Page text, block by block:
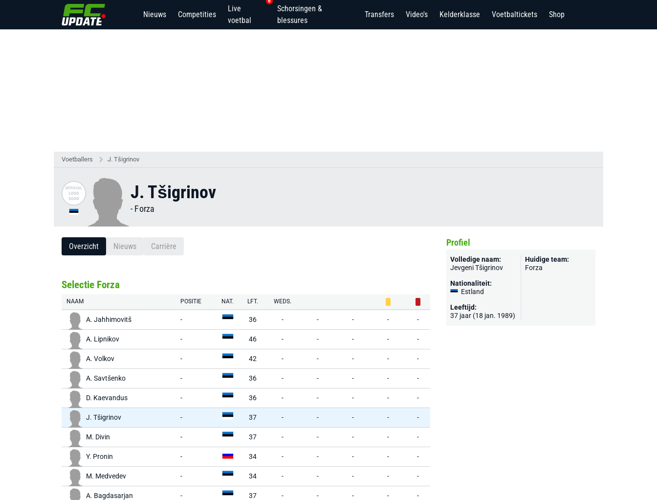
Nieuws Competities
Live
voetbal
Schorsingen &
blessures
Transfers Video's Kelderklasse Voetbaltickets Shop
Voetballers J. Tšigrinov
J. Tšigrinov
- Forza
Overzicht Nieuws Carrière
Selectie Forza
NAAM POSITIE NAT. LFT. WEDS.
A. Jahhimovitš - 36 - - - - -
A. Lipnikov - 46 - - - - -
A. Volkov - 42 - - - - -
A. Savtšenko - 36 - - - - -
D. Kaevandus - 36 - - - - -
J. Tšigrinov - 37 - - - - -
M. Divin - 37 - - - - -
Y. Pronin - 34 - - - - -
M. Medvedev - 34 - - - - -
A. Bagdasarjan - 37 - - - - -
Profiel
Volledige naam:
Jevgeni Tšigrinov
Nationaliteit:
Estland
Leeftijd:
37 jaar (18 jan. 1989)
Huidige team:
Forza